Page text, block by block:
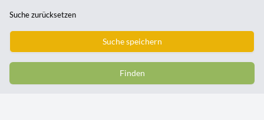
Suche zurücksetzen
Suche speichern
Finden